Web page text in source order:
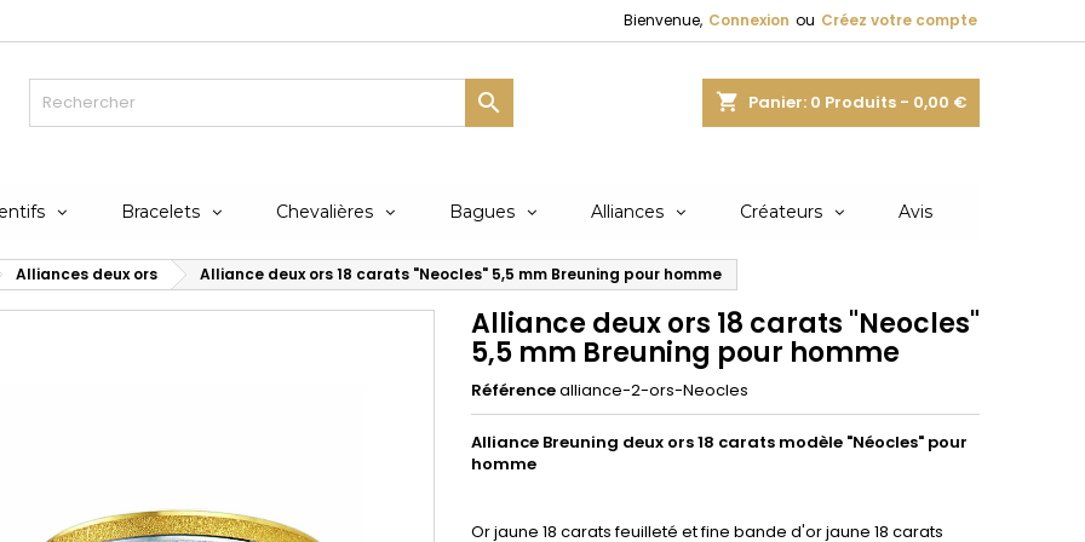
Bienvenue, Connexion ou Créez votre compte
shopping_cart Panier: 0 Produits - 0,00 €

Bracelets Chevalières Bagues Alliances Créateurs Avis
Alliances deux ors Alliance deux ors 18 carats "Neocles" 5,5 mm Breuning pour homme
Alliance deux ors 18 carats "Neocles"
5,5 mm Breuning pour homme
Référencealliance-2-ors-Neocles
Alliance Breuning deux ors 18 carats modèle "Néocles" pour
homme
Or jaune 18 carats feuilleté et fine bande d'or jaune 18 carats